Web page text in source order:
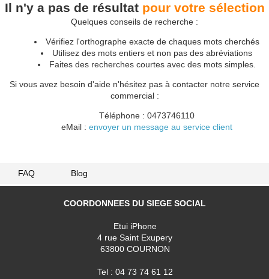
Il n'y a pas de résultat pour votre sélection
Quelques conseils de recherche :
Vérifiez l'orthographe exacte de chaques mots cherchés
Utilisez des mots entiers et non pas des abréviations
Faites des recherches courtes avec des mots simples.
Si vous avez besoin d'aide n'hésitez pas à contacter notre service
commercial :
Téléphone : 0473746110
eMail : envoyer un message au service client
FAQ Blog
COORDONNEES DU SIEGE SOCIAL
Etui iPhone
4 rue Saint Exupery
63800 COURNON
Tel : 04 73 74 61 12